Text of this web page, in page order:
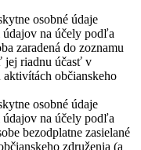
osobné údaje
údajov na účely podľa
zaradená do zoznamu
jej riadnu účasť v
občianskeho
osobné údaje
údajov na účely podľa
bezodplatne zasielané
združenia (a